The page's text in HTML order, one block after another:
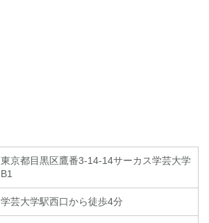
東京都目黒区鷹番3‐14‐14サーカス学芸大学
B1
学芸大学駅西口から徒歩4分